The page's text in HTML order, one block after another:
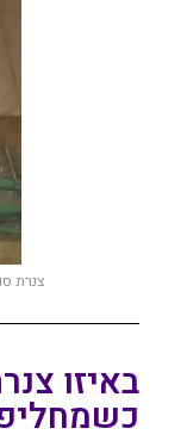
צנרת
באיזו